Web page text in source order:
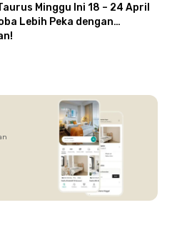
Minggu Ini 18 – 24 April
Lebih Peka dengan